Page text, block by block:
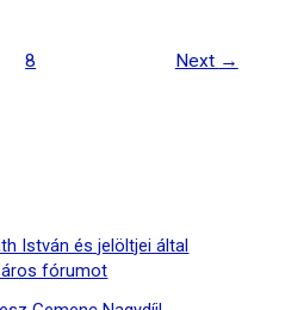
8 Next →
István és jelöltjei által
fórumot